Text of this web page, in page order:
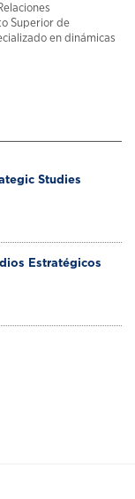
Superior de
en dinámicas
Studies
Estratégicos